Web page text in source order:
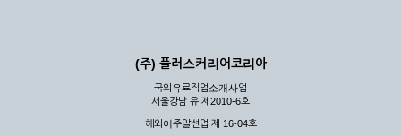
(주) 플러스커리어코리아
국외유료직업소개사업
서울강남 유 제2010-6호
해외이주알선업 제 16-04호